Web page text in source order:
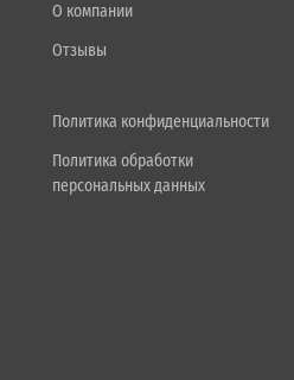
О компании
Отзывы
Политика конфиденциальности
Политика обработки
персональных данных